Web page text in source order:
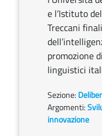
e l’Istituto
Treccani
promozione
linguistici
Sezione:
Argomenti:
innovazione